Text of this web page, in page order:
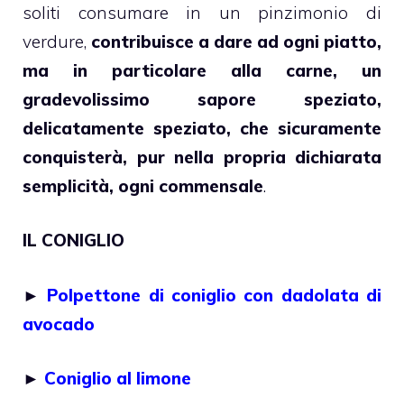
soliti consumare in un pinzimonio di
verdure, contribuisce a dare ad ogni piatto,
ma in particolare alla carne, un
gradevolissimo sapore speziato,
delicatamente speziato, che sicuramente
conquisterà, pur nella propria dichiarata
semplicità, ogni commensale.
IL CONIGLIO
► Polpettone di coniglio con dadolata di
avocado
► Coniglio al limone